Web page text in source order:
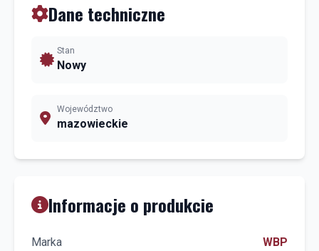
Dane techniczne
Stan
Nowy
Województwo
mazowieckie
Informacje o produkcie
Marka WBP